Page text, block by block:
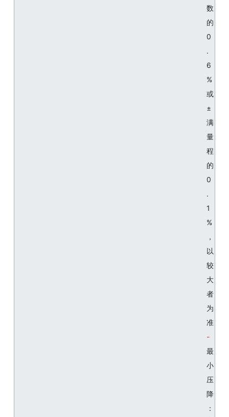
数
的
0
.
6
%
或
±
满
量
程
的
0
.
1
%
，
以
较
大
者
为
准
最
小
压
降
：